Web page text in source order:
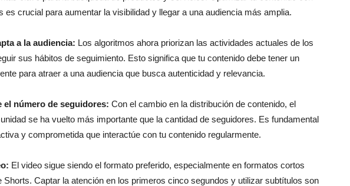
es crucial para aumentar la visibilidad y llegar a una audiencia más amplia.
a la audiencia: Los algoritmos ahora priorizan las actividades actuales de los
sus hábitos de seguimiento. Esto significa que tu contenido debe tener un
para atraer a una audiencia que busca autenticidad y relevancia.
el número de seguidores: Con el cambio en la distribución de contenido, el
se ha vuelto más importante que la cantidad de seguidores. Es fundamental
y comprometida que interactúe con tu contenido regularmente.
El video sigue siendo el formato preferido, especialmente en formatos cortos
Shorts. Captar la atención en los primeros cinco segundos y utilizar subtítulos son